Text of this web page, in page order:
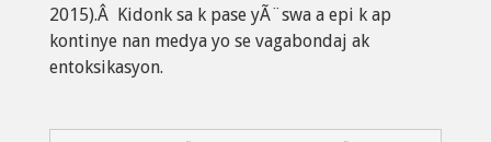
2015).Â Kidonk sa k pase yÃ¨swa a epi k ap
kontinye nan medya yo se vagabondaj ak
entoksikasyon.